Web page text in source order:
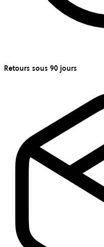
Retours sous 90 jours